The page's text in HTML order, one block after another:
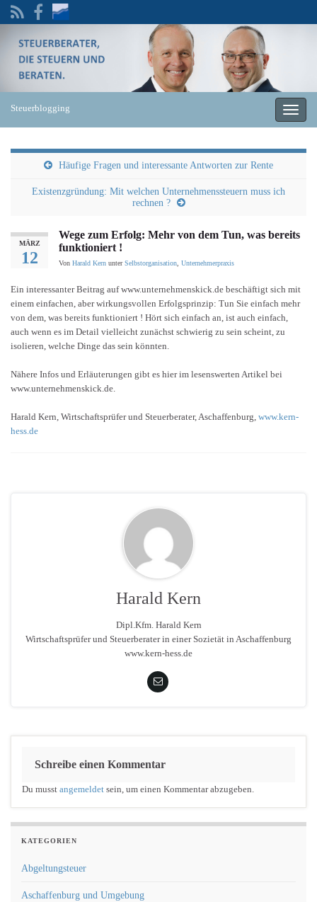
Steuerblogging
Häufige Fragen und interessante Antworten zur Rente
Existenzgründung: Mit welchen Unternehmenssteuern muss ich
rechnen ?
MÄRZ
12
Wege zum Erfolg: Mehr von dem Tun, was bereits
funktioniert !
Von Harald Kern unterSelbstorganisation, Unternehmerpraxis
Ein interessanter Beitrag auf www.unternehmenskick.de beschäftigt sich mit
einem einfachen, aber wirkungsvollen Erfolgsprinzip: Tun Sie einfach mehr
von dem, was bereits funktioniert ! Hört sich einfach an, ist auch einfach,
auch wenn es im Detail vielleicht zunächst schwierig zu sein scheint, zu
isolieren, welche Dinge das sein könnten.
Nähere Infos und Erläuterungen gibt es hier im lesenswerten Artikel bei
www.unternehmenskick.de.
Harald Kern, Wirtschaftsprüfer und Steuerberater, Aschaffenburg, www.kern-
hess.de
Harald Kern
Dipl.Kfm. Harald Kern
Wirtschaftsprüfer und Steuerberater in einer Sozietät in Aschaffenburg
www.kern-hess.de
Schreibe einen Kommentar
Du musst angemeldet sein, um einen Kommentar abzugeben.
KATEGORIEN
Abgeltungsteuer
Aschaffenburg und Umgebung